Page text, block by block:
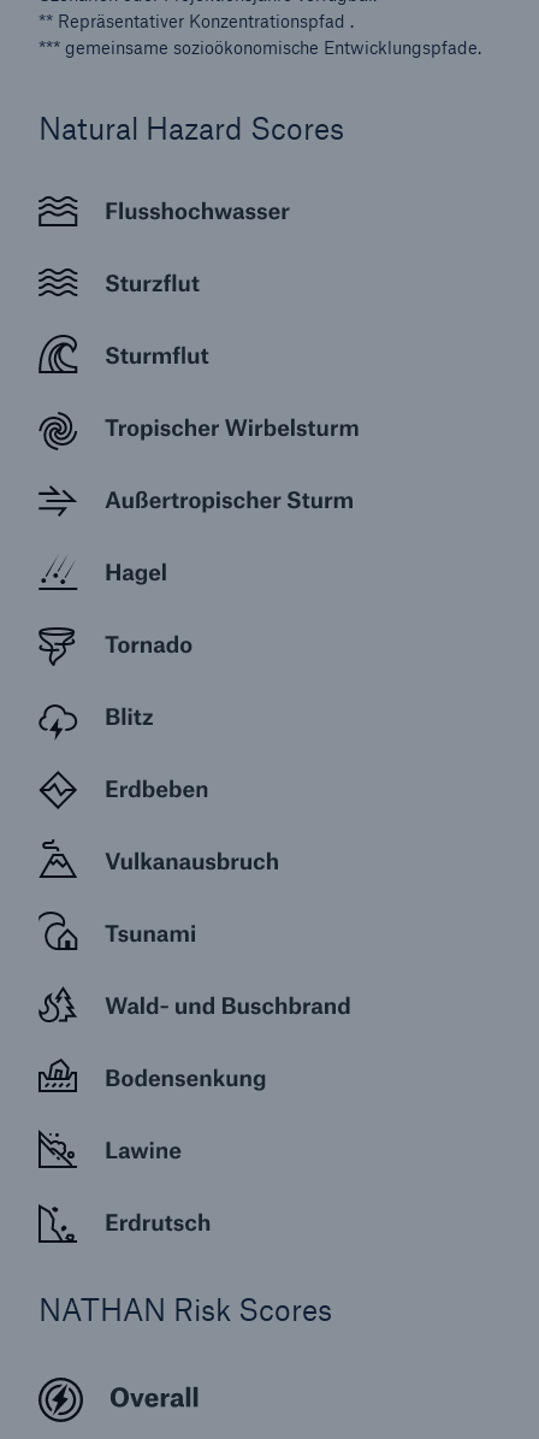
** Repräsentativer Konzentrationspfad .
*** gemeinsame sozioökonomische Entwicklungspfade.
Natural Hazard Scores
NATHAN Risk Scores